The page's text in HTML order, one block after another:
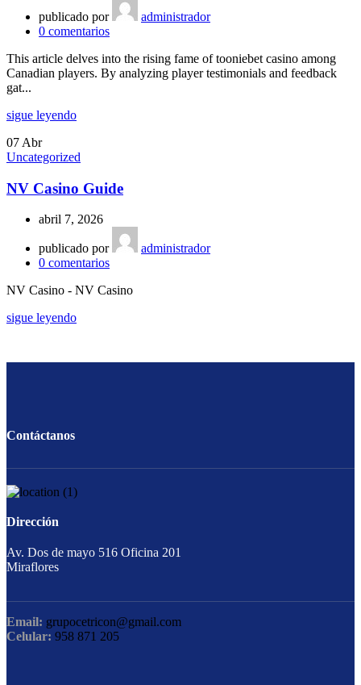
publicado por
administrador
0 comentarios
This article delves into the rising fame of tooniebet casino among
Canadian players. By analyzing player testimonials and feedback
gat...
sigue leyendo
07 Abr
Uncategorized
NV Casino Guide
abril 7, 2026
publicado por
administrador
0 comentarios
NV Casino - NV Casino
sigue leyendo
Contáctanos
Dirección
Av. Dos de mayo 516 Oficina 201
Miraflores
Email: grupocetricon@gmail.com
Celular: 958 871 205